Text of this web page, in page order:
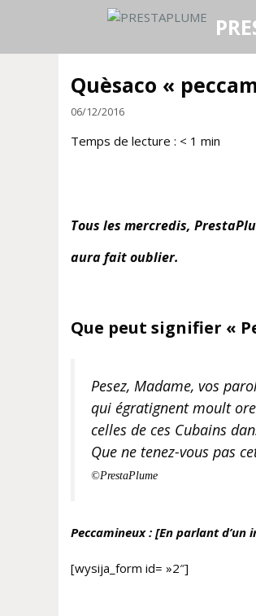
Quèsaco «
06/12/2016
Temps de lecture : < 1 min
Tous les mercredis,
aura fait oublier.
Que peut signifier «
Pesez, Madame, vos
qui égratignent moult
celles de ces Cubains
Que ne tenez-vous pas
©PrestaPlume
Peccamineux : [En parlant d’un
[wysija_form id= »2″]